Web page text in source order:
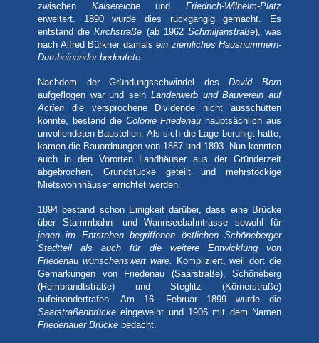
zwischen KaisereicheundFriedrich-Wilhelm-Platz
erweitert. 1890 wurde dies rückgängig gemacht. Es
entstand dieKirchstraße (ab 1962 Schmiljanstraße), was
nach Alfred Bürkner damals ein ziemliches Hausnummern-
Durcheinander bedeutete.
Nachdem der Gründungsschwindel desDavid Born
aufgeflogen war und sein Landerwerb und Bauverein auf
Actien die versprochene Dividende nicht ausschütten
konnte, bestand die Colonie Friedenau hauptsächlich aus
unvollendeten Baustellen. Als sich die Lage beruhigt hatte,
kamen die Bauordnungen von 1887 und 1893. Nun konnten
auch in den Vororten Landhäuser aus der Gründerzeit
abgebrochen, Grundstücke geteilt und mehrstöckige
Mietswohnhäuser errichtet werden.
1894 bestand schon Einigkeit darüber, dass eine Brücke
über Stammbahn- und Wannseebahntrasse sowohl für
jenen im Entstehen begriffenen östlichen Schöneberger
Stadtteil als auch für die weitere Entwicklung von
Friedenau wünschenswert wäre.
Kompliziert, weil dort die
Gemarkungen von Friedenau (Saarstraße), Schöneberg
(Rembrandtstraße) und Steglitz (Körnerstraße)
aufeinandertrafen. Am 16. Februar 1899 wurde die
Saarstraßenbrücke eingeweiht und 1906 mit dem Namen
Friedenauer Brücke bedacht.